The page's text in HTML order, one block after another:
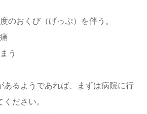
のおくび（げっぷ）を伴う。
う
あるようであれば、まずは病院に行
ださい。